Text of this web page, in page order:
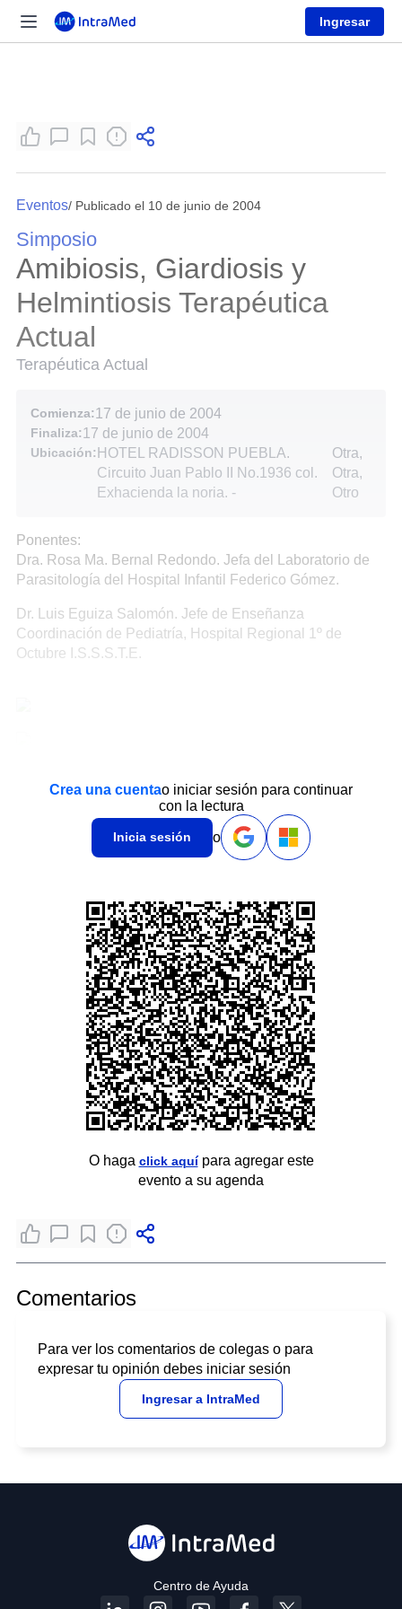
Ingresar
Eventos/ Publicado el 10 de junio de 2004
Simposio
Amibiosis, Giardiosis y
Helmintiosis Terapéutica
Actual
Terapéutica Actual
Comienza:17 de junio de 2004
Finaliza:17 de junio de 2004
Ubicación: HOTEL RADISSON PUEBLA.
Circuito Juan Pablo II No.1936 col.
Exhacienda la noria. -
Otra,
Otra,
Otro
Ponentes:
Dra. Rosa Ma. Bernal Redondo. Jefa del Laboratorio de
Parasitología del Hospital Infantil Federico Gómez.
Dr. Luis Eguiza Salomón. Jefe de Enseñanza
Coordinación de Pediatría, Hospital Regional 1º de
Octubre I.S.S.S.T.E.
Crea una cuentao iniciar sesión para continuar
con la lectura
Inicia sesión o
O haga click aquípara agregar este
evento a su agenda
Comentarios
Para ver los comentarios de colegas o para
expresar tu opinión debes iniciar sesión
Ingresar a IntraMed
Centro de Ayuda